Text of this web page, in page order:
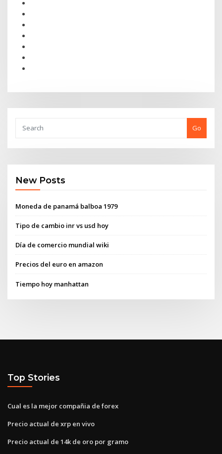
Go
New Posts
Moneda de panamá balboa 1979
Tipo de cambio inr vs usd hoy
Día de comercio mundial wiki
Precios del euro en amazon
Tiempo hoy manhattan
Top Stories
Cual es la mejor compañia de forex
Precio actual de xrp en vivo
Precio actual de 14k de oro por gramo